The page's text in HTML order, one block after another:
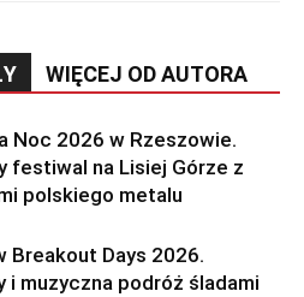
WIĘCEJ OD AUTORA
Noc 2026 w Rzeszowie.
festiwal na Lisiej Górze z
polskiego metalu
Breakout Days 2026.
i muzyczna podróż śladami